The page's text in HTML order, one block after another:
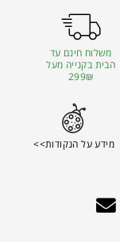
משלוח חינם עד
הבית בקנייה מעל
299₪
מידע על הנקודות>>